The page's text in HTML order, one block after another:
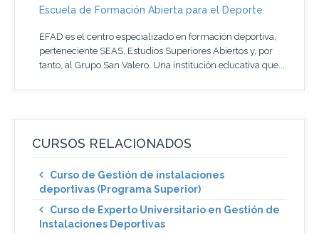
Escuela de Formación Abierta para el Deporte
EFAD es el centro especializado en formación deportiva,
perteneciente SEAS, Estudios Superiores Abiertos y, por
tanto, al Grupo San Valero. Una institución educativa que...
CURSOS RELACIONADOS
Curso de Gestión de instalaciones
deportivas (Programa Superior)
Curso de Experto Universitario en Gestión de
Instalaciones Deportivas